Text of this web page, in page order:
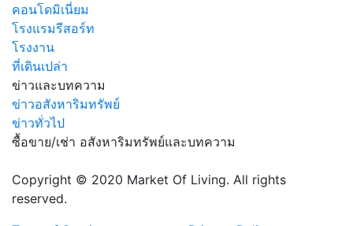
คอนโดมิเนี่ยม
โรงแรมรีสอร์ท
โรงงาน
ที่เดินเปล่า
ข่าวและบทความ
ข่าวอสังหาริมทรัพย์
ข่าวทั่วไป
ซื้อขาย/เช่า อสังหาริมทรัพย์และบทความ
Copyright © 2020 Market Of Living. All rights
reserved.